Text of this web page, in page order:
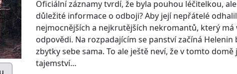
Oficiální záznamy tvrdí, že byla pouhou léčitelkou,
důležité informace o odboji? Aby její nepřátelé
nejmocnějších a nejkrutějších nekromantů, který
odpovědi. Na rozpadajícím se panství začíná
zbytky sebe sama. To ale ještě neví, že v tomto
tajemství…